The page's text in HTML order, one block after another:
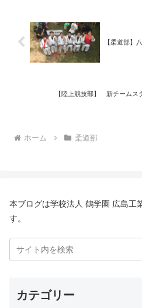
【柔道部】
【陸上競技部】 新チームス
ホーム 柔道部
本ブログは学校法人 鶴学園 広島工
す。
カテゴリー